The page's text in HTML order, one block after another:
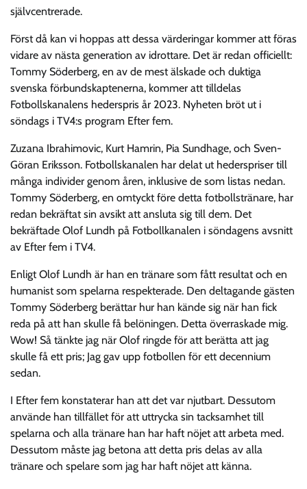
självcentrerade.
Först då kan vi hoppas att dessa värderingar kommer att föras
vidare av nästa generation av idrottare. Det är redan officiellt:
Tommy Söderberg, en av de mest älskade och duktiga
svenska förbundskaptenerna, kommer att tilldelas
Fotbollskanalens hederspris år 2023. Nyheten bröt ut i
söndags i TV4:s program Efter fem.
Zuzana Ibrahimovic, Kurt Hamrin, Pia Sundhage, och Sven-
Göran Eriksson. Fotbollskanalen har delat ut hederspriser till
många individer genom åren, inklusive de som listas nedan.
Tommy Söderberg, en omtyckt före detta fotbollstränare, har
redan bekräftat sin avsikt att ansluta sig till dem. Det
bekräftade Olof Lundh på Fotbollkanalen i söndagens avsnitt
av Efter fem i TV4.
Enligt Olof Lundh är han en tränare som fått resultat och en
humanist som spelarna respekterade. Den deltagande gästen
Tommy Söderberg berättar hur han kände sig när han fick
reda på att han skulle få belöningen. Detta överraskade mig.
Wow! Så tänkte jag när Olof ringde för att berätta att jag
skulle få ett pris; Jag gav upp fotbollen för ett decennium
sedan.
I Efter fem konstaterar han att det var njutbart. Dessutom
använde han tillfället för att uttrycka sin tacksamhet till
spelarna och alla tränare han har haft nöjet att arbeta med.
Dessutom måste jag betona att detta pris delas av alla
tränare och spelare som jag har haft nöjet att känna.